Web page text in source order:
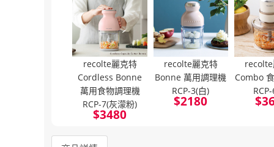
recolte麗克特
Cordless Bonne
萬用食物調理機
RCP-7(灰濛粉)
$3480
recolte麗克特
Bonne 萬用調理機
RCP-3(白)
$2180
Combo
$